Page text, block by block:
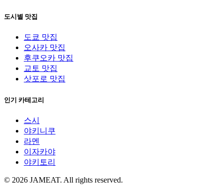
도시별 맛집
도쿄 맛집
오사카 맛집
후쿠오카 맛집
교토 맛집
삿포로 맛집
인기 카테고리
스시
야키니쿠
라멘
이자카야
야키토리
© 2026 JAMEAT. All rights reserved.